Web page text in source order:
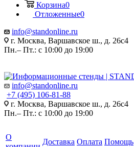
Корзина0
Отложенные0
info@standonline.ru
г. Москва, Варшавское ш., д. 26с4
Пн.– Пт.: с 10:00 до 19:00
info@standonline.ru
+7 (495) 106-81-88
г. Москва, Варшавское ш., д. 26с4
Пн.– Пт.: с 10:00 до 19:00
О
Доставка Оплата Помощь